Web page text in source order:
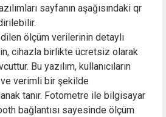
sayfanın aşağısındaki qr
ölçüm verilerinin detaylı
cihazla birlikte ücretsiz olarak
Bu yazılım, kullanıcıların
ve verimli bir şekilde
tanır. Fotometre ile bilgisayar
bağlantısı sayesinde ölçüm